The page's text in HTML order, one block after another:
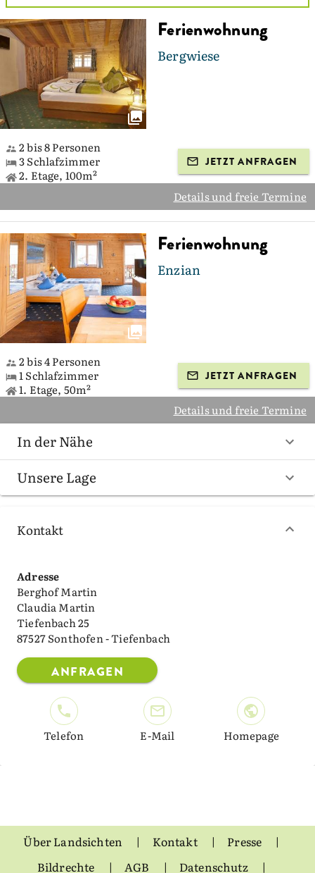
Ferienwohnung
Bergwiese
2 bis 8 Personen
3 Schlafzimmer
2. Etage, 100m²
JETZT ANFRAGEN
Details und freie Termine
Ferienwohnung
Enzian
2 bis 4 Personen
1 Schlafzimmer
1. Etage, 50m²
JETZT ANFRAGEN
Details und freie Termine
In der Nähe
Unsere Lage
Kontakt
Adresse
Berghof Martin
Claudia Martin
Tiefenbach 25
87527 Sonthofen - Tiefenbach
ANFRAGEN
Telefon E-Mail Homepage
Über Landsichten Kontakt
Presse
Bildrechte
AGB Datenschutz